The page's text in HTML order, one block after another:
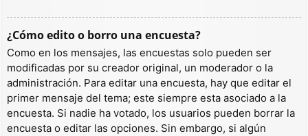
¿Cómo edito o borro una encuesta?
Como en los mensajes, las encuestas solo pueden ser
modificadas por su creador original, un moderador o la
administración. Para editar una encuesta, hay que editar el
primer mensaje del tema; este siempre esta asociado a la
encuesta. Si nadie ha votado, los usuarios pueden borrar la
encuesta o editar las opciones. Sin embargo, si algún